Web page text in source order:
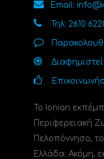
Email:
Τηλ: 2610
Το Ionian
Περιφερειακή
Πελοπόννησο,
Ελλάδα. Ακόμη,